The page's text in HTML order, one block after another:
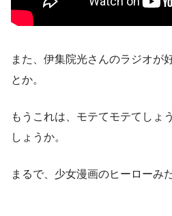
また、伊集院光さんのラジオが
とか。
もうこれは、モテてモテてしょ
しょうか。
まるで、少女漫画のヒーローみ